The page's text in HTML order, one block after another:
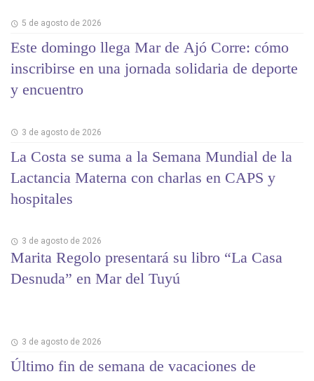
5 de agosto de 2026
Este domingo llega Mar de Ajó Corre: cómo
inscribirse en una jornada solidaria de deporte
y encuentro
3 de agosto de 2026
La Costa se suma a la Semana Mundial de la
Lactancia Materna con charlas en CAPS y
hospitales
3 de agosto de 2026
Marita Regolo presentará su libro “La Casa
Desnuda” en Mar del Tuyú
3 de agosto de 2026
Último fin de semana de vacaciones de